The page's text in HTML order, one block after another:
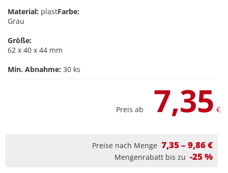
Material: plastFarbe:
Grau
Größe:
62 x 40 x 44 mm
Min. Abnahme: 30 ks
Preis ab 7,35 €
Preise nach Menge 7,35 – 9,86 €
Mengenrabatt bis zu -25 %